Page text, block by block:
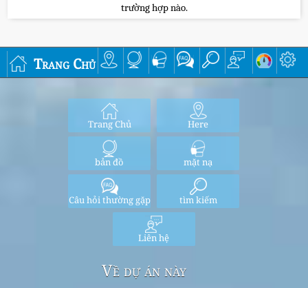
trường hợp nào.
Trang Chủ
Trang Chủ Here
bản đồ mặt nạ
Câu hỏi thường gặp tìm kiếm
Liên hệ
Về dự án này